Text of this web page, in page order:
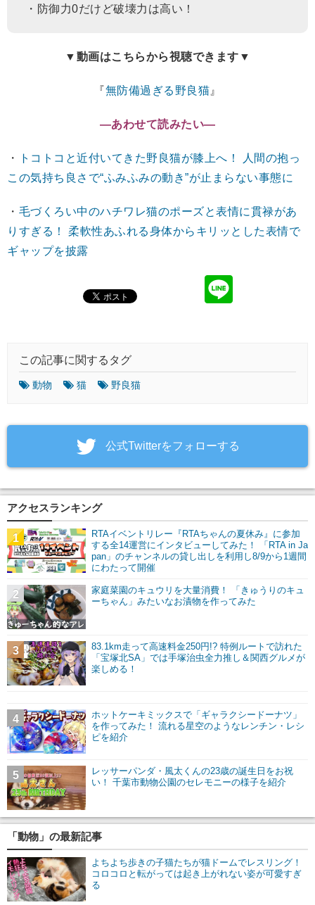
・防御力0だけど破壊力は高い！
▼動画はこちらから視聴できます▼
『無防備過ぎる野良猫 』
―あわせて読みたい―
・
トコトコと近付いてきた野良猫が膝上へ！ 人間の抱っ
この気持ち良さで“ふみふみの動き”が止まらない事態に
・ 毛づくろい中のハチワレ猫のポーズと表情に貫禄があ
りすぎる！ 柔軟性あふれる身体からキリッとした表情で
ギャップを披露
この記事に関するタグ
動物 猫 野良猫
‎公式Twitterをフォローする
アクセスランキング
RTAイベントリレー『RTAちゃんの夏休み』に参加
する全14運営にインタビューしてみた！ 「RTA in Ja
pan」のチャンネルの貸し出しを利用し8/9から1週間
にわたって開催
1
家庭菜園のキュウリを大量消費！ 「きゅうりのキュ
ーちゃん」みたいなお漬物を作ってみた
2
83.1km走って高速料金250円!? 特例ルートで訪れた
「宝塚北SA」では手塚治虫全力推し＆関西グルメが
楽しめる！
3
ホットケーキミックスで「ギャラクシードーナツ」
を作ってみた！ 流れる星空のようなレンチン・レシ
ピを紹介
4
レッサーパンダ・風太くんの23歳の誕生日をお祝
い！ 千葉市動物公園のセレモニーの様子を紹介
5
「動物」の最新記事
よちよち歩きの子猫たちが猫ドームでレスリング！
コロコロと転がっては起き上がれない姿が可愛すぎ
る